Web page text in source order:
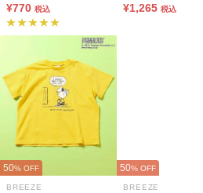
¥770 税込
シャツ
¥1,265 税込
50% OFF
BREEZE
50% OFF
BREEZE